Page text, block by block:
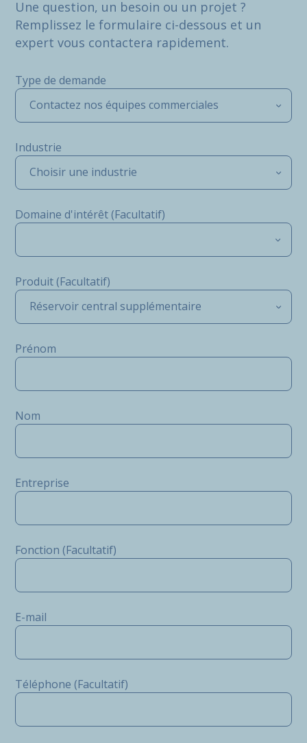
Une question, un besoin ou un projet ?
Remplissez le formulaire ci-dessous et un
expert vous contactera rapidement.
Type de demande
Contactez nos équipes commerciales
Industrie
Choisir une industrie
Domaine d'intérêt (Facultatif)
Produit (Facultatif)
Réservoir central supplémentaire
Prénom
Nom
Entreprise
Fonction (Facultatif)
E-mail
Téléphone (Facultatif)